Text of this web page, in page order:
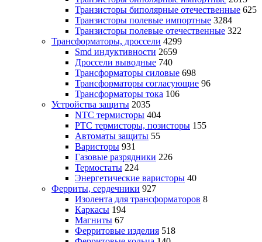
Транзисторы биполярные отечественные 625
Транзисторы полевые импортные 3284
Транзисторы полевые отечественные 322
Трансформаторы, дроссели 4299
Smd индуктивности 2659
Дроссели выводные 740
Трансформаторы силовые 698
Трансформаторы согласующие 96
Трансформаторы тока 106
Устройства защиты 2035
NTC термисторы 404
PTC термисторы, позисторы 155
Автоматы защиты 55
Варисторы 931
Газовые разрядники 226
Термостаты 224
Энергетические варисторы 40
Ферриты, сердечники 927
Изолента для трансформаторов 8
Каркасы 194
Магниты 67
Ферритовые изделия 518